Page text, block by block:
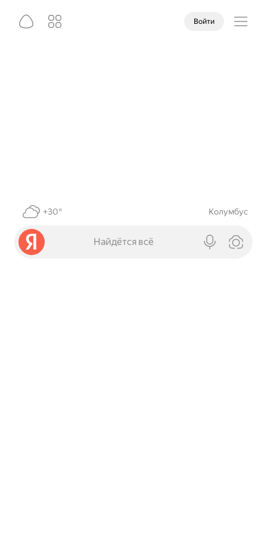
Войти
+30° Колумбус
Найдётся всё